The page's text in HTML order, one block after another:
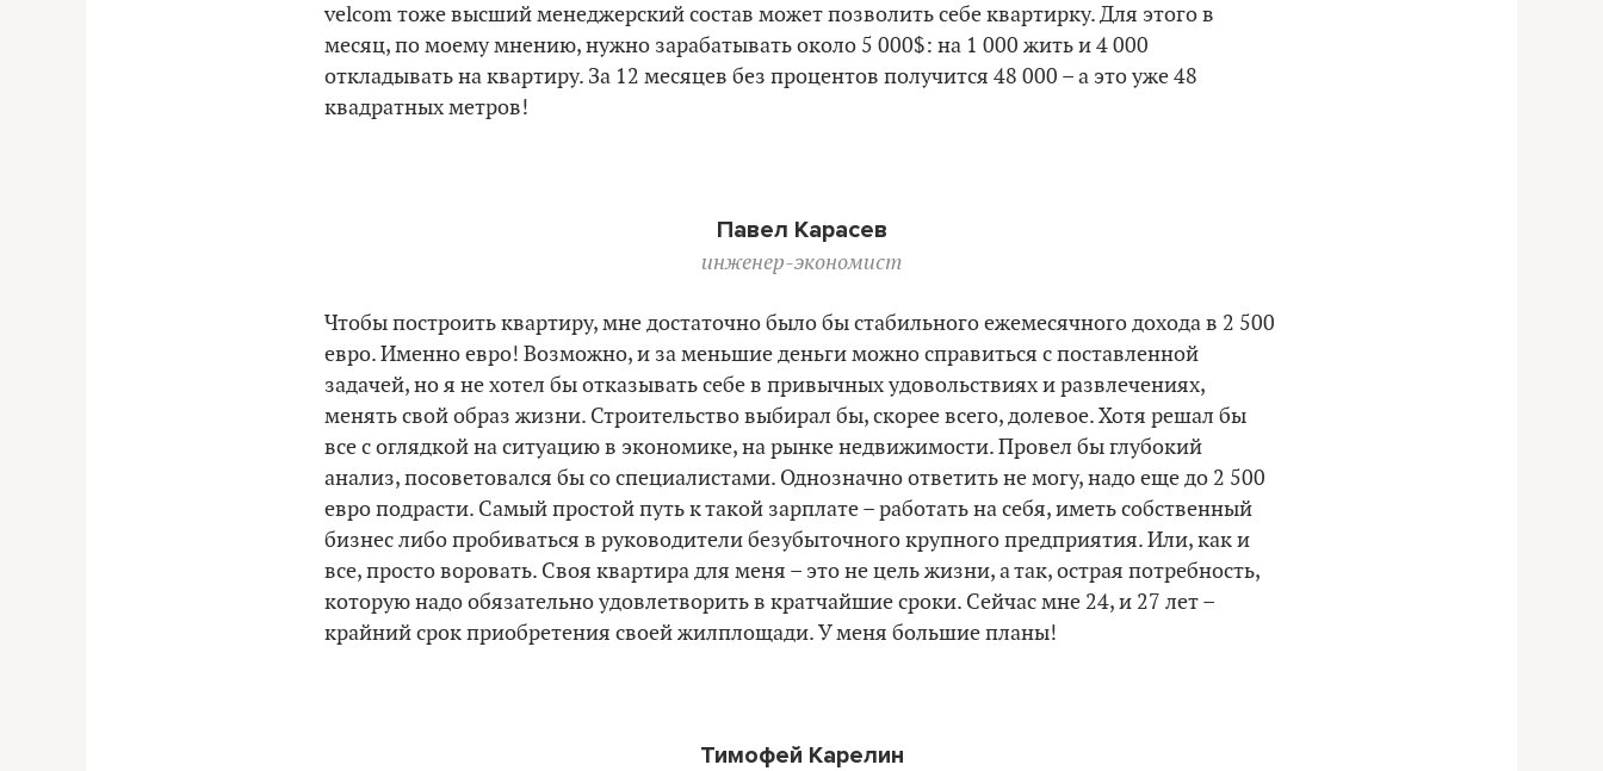
velcom тоже высший менеджерский состав может позволить себе квартирку. Для этого в
месяц, по моему мнению, нужно зарабатывать около 5 000$: на 1 000 жить и 4 000
откладывать на квартиру. За 12 месяцев без процентов получится 48 000 – а это уже 48
квадратных метров!
Павел Карасев
инженер-экономист
Чтобы построить квартиру, мне достаточно было бы стабильного ежемесячного дохода в 2 500
евро. Именно евро! Возможно, и за меньшие деньги можно справиться с поставленной
задачей, но я не хотел бы отказывать себе в привычных удовольствиях и развлечениях,
менять свой образ жизни. Строительство выбирал бы, скорее всего, долевое. Хотя решал бы
все с оглядкой на ситуацию в экономике, на рынке недвижимости. Провел бы глубокий
анализ, посоветовался бы со специалистами. Однозначно ответить не могу, надо еще до 2 500
евро подрасти. Самый простой путь к такой зарплате – работать на себя, иметь собственный
бизнес либо пробиваться в руководители безубыточного крупного предприятия. Или, как и
все, просто воровать. Своя квартира для меня – это не цель жизни, а так, острая потребность,
которую надо обязательно удовлетворить в кратчайшие сроки. Сейчас мне 24, и 27 лет –
крайний срок приобретения своей жилплощади. У меня большие планы!
Тимофей Карелин